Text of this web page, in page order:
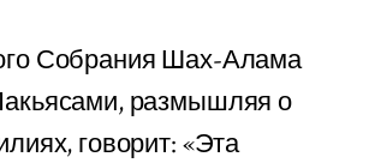
Собрания Шах-Алама
размышляя о
говорит: «Эта